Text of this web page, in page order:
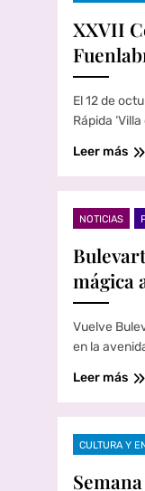
XXVII
El 12 de
Rápida
Leer más
NOTICIAS
mágica
Vuelve
en la
Leer más
CULTURA Y